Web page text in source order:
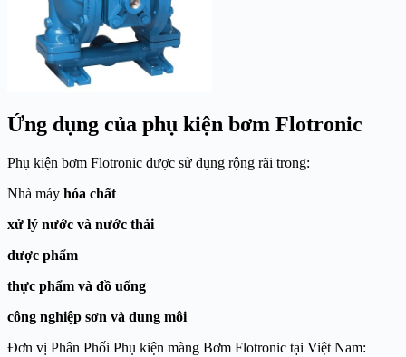
Ứng dụng của phụ kiện bơm Flotronic
Phụ kiện bơm Flotronic được sử dụng rộng rãi trong:
Nhà máy hóa chất
xử lý nước và nước thải
dược phẩm
thực phẩm và đồ uống
công nghiệp sơn và dung môi
Đơn vị Phân Phối Phụ kiện màng Bơm Flotronic tại Việt Nam: